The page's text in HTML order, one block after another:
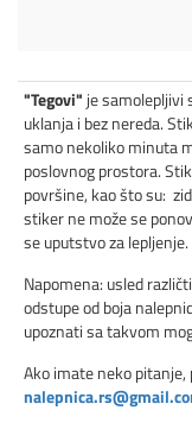
"Tegovi" je samolepljivi
uklanja i bez nereda.
samo nekoliko minuta
poslovnog prostora.
površine, kao što su:
stiker ne može se
se uputstvo za lepljenje.
Napomena: usled
odstupe od boja
upoznati sa takvom
Ako imate neko